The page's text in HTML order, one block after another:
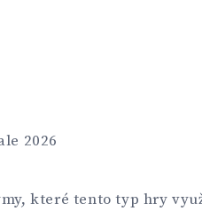
2026
které tento typ hry